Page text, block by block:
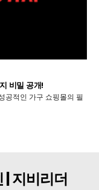
비밀 공개!
공적인 가구 쇼핑몰의 필
| 지비리더